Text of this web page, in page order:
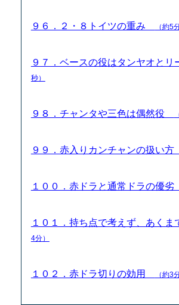
９６．２・８トイツの重み （約5
９７．ベースの役はタンヤオと
秒）
９８．チャンタや三色は偶然役
９９．赤入りカンチャンの扱い方
１００．赤ドラと通常ドラの優劣
１０１．持ち点で考えず、あく
4分）
１０２．赤ドラ切りの効用 （約3